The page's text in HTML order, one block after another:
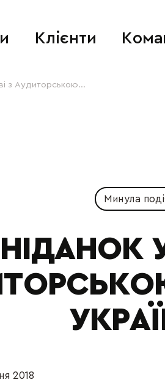
Клієнти
з Аудиторською...
Минула
2018